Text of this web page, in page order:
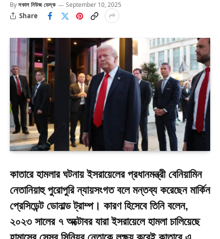
Byসকাল নিউজ ডেস্ক September 10, 2025
Share
কাতারে হামলার ঘটনায় ইসরায়েলের প্রধানমন্ত্রী বেনিয়ামিন
নেতানিয়াহু পুরোপুরি ন্যায়সংগত বলে মন্তব্য করেছেন মার্কিন
প্রেসিডেন্ট ডোনাল্ড ট্রাম্প। কারণ হিসেবে তিনি বলেন,
২০২৩ সালের ৭ অক্টোবর যারা ইসরায়েলে হামলা চালিয়েছে